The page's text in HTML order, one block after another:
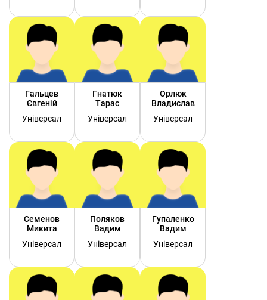
Гальцев
Євгеній
Універсал
Гнатюк
Тарас
Універсал
Орлюк
Владислав
Універсал
Семенов
Микита
Універсал
Поляков
Вадим
Універсал
Гупаленко
Вадим
Універсал